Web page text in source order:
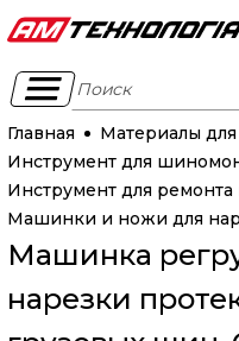
Поиск
Главная
Материалы
Инструмент для
Инструмент для
Машинки и ножи для
Машинка
нарезки